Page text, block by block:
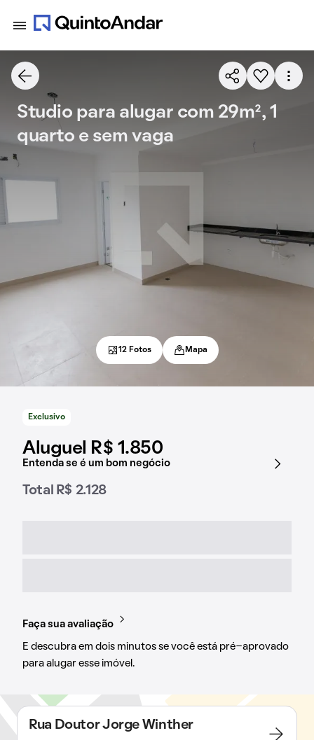
Exclusivo
Aluguel R$ 1.850
Entenda se é um bom negócio
Total R$ 2.128
Faça sua avaliação
E descubra em dois minutos se você está pré-aprovado
para alugar esse imóvel.
Studio para alugar com 29m², 1
quarto e sem vaga
12 Fotos Mapa
Rua Doutor Jorge Winther